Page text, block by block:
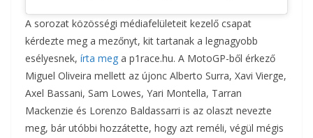
A sorozat közösségi médiafelületeit kezelő csapat
kérdezte meg a mezőnyt, kit tartanak a legnagyobb
esélyesnek, írta meg a p1race.hu. A MotoGP-ből érkező
Miguel Oliveira mellett az újonc Alberto Surra, Xavi Vierge,
Axel Bassani, Sam Lowes, Yari Montella, Tarran
Mackenzie és Lorenzo Baldassarri is az olaszt nevezte
meg, bár utóbbi hozzátette, hogy azt reméli, végül mégis